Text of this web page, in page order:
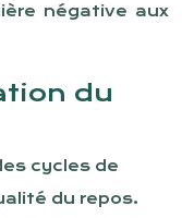
négative aux
du
cycles de
du repos.